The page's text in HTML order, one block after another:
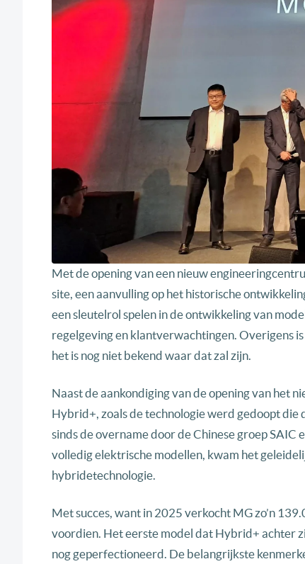
Met de opening van een nieuw
site, een aanvulling op het historische
een sleutelrol spelen in de ontwikkeling van
regelgeving en klantverwachtingen. Overigens
het is nog niet bekend waar dat zal zijn.
Naast de aankondiging van de opening van het
Hybrid+, zoals de technologie werd gedoopt
sinds de overname door de Chinese groep
volledig elektrische modellen, kwam het
hybridetechnologie.
Met succes, want in 2025 verkocht MG zo’n
voordien. Het eerste model dat Hybrid+ achter
nog geperfectioneerd. De belangrijkste